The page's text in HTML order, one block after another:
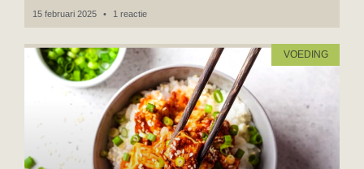
15 februari 2025 1 reactie
VOEDING